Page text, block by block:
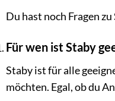
Du hast noch Fragen
Für wen ist Staby
Staby ist für alle
möchten. Egal, ob du